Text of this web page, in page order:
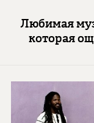
Любимая
которая